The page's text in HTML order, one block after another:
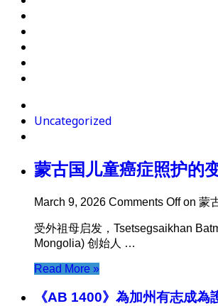
Uncategorized
蒙古国儿童癌症照护的
March 9, 2026 Comments Offon 蒙
受外祖母启发，Tsetsegsaikhan
Mongolia) 创始人 …
Read More »
《AB 1400》為加州有志成